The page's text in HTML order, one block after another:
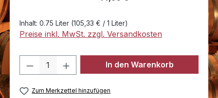
Inhalt: 0.75 Liter (105,33 € / 1 Liter)
Preise inkl. MwSt. zzgl. Versandkosten
Produkt Anzahl: Gib den
In den Warenkorb
Zum Merkzettel hinzufügen